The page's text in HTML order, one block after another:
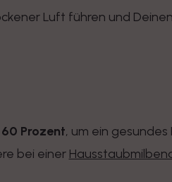
Luft führen und
Prozent, um ein gesundes
bei einer